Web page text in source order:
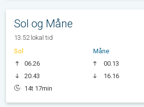
Sol og Måne
13.52 lokal tid
Sol
06.26
20.43
14t 17min
Måne
00.13
16.16